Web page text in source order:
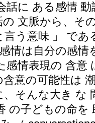
話に ある感情
の 文脈から、そ
言う意味 」 で
情は自分の感
感情表現の 含意
含意の可能性は
、そんな大き な
の子どもの命